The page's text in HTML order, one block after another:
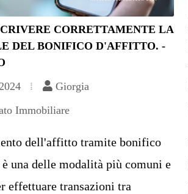
CORRETTAMENTE LA
DEL BONIFICO D'AFFITTO. -
Giorgia
Immobiliare
dell'affitto tramite bonifico
una delle modalità più comuni e
effettuare transazioni tra